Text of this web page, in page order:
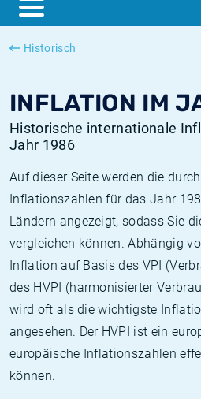
Historisch
INFLATION IM
Historische internationale
Jahr 1986
Auf dieser Seite werden die
Inflationszahlen für das Jahr
Ländern angezeigt, sodass Sie
vergleichen können. Abhängig
Inflation auf Basis des VPI
des HVPI (harmonisierter
wird oft als die wichtigste
angesehen. Der HVPI ist ein
europäische Inflationszahlen
können.
ESTER
SONIA
Deutsche inflation
Europäische inflation
Historische SOFR-Sätze
Historische SONIA-Sätze